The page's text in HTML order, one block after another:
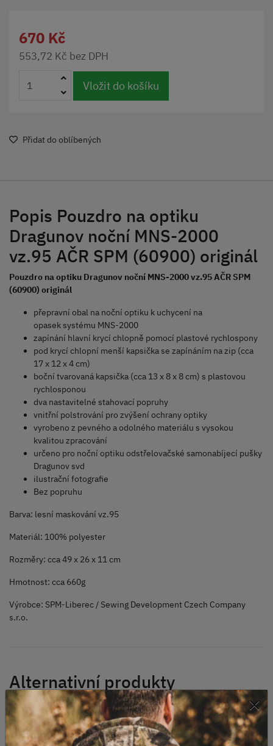
670 Kč
553,72 Kč bez DPH
Vložit do košíku
Přidat do oblíbených
Popis Pouzdro na optiku
Dragunov noční MNS-2000
vz.95 AČR SPM (60900) originál
Pouzdro na optiku Dragunov noční MNS-2000 vz.95 AČR SPM
(60900) originál
přepravní obal na noční optiku k uchycení na
opasek systému MNS-2000
zapínání hlavní krycí chlopně pomocí plastové rychlospony
pod krycí chlopní menší kapsička se zapínáním na zip (cca
17 x 12 x 4 cm)
boční tvarovaná kapsička (cca 13 x 8 x 8 cm) s plastovou
rychlosponou
dva nastavitelné stahovací popruhy
vnitřní polstrování pro zvýšení ochrany optiky
vyrobeno z pevného a odolného materiálu s vysokou
kvalitou zpracování
určeno pro noční optiku odstřelovačské samonabíjecí pušky
Dragunov svd
ilustrační fotografie
Bez popruhu
Barva: lesní maskování vz.95
Materiál: 100% polyester
Rozměry: cca 49 x 26 x 11 cm
Hmotnost: cca 660g
Výrobce: SPM-Liberec / Sewing Development Czech Company
s.r.o.
Alternativní produkty
×